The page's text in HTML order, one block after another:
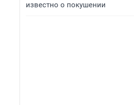
известно о покушении